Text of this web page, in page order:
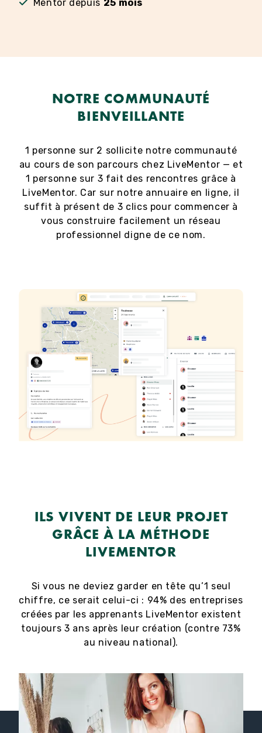
Mentor depuis 25 mois
NOTRE COMMUNAUTÉ
BIENVEILLANTE
1 personne sur 2 sollicite notre communauté
au cours de son parcours chez LiveMentor — et
1 personne sur 3 fait des rencontres grâce à
LiveMentor. Car sur notre annuaire en ligne, il
suffit à présent de 3 clics pour commencer à
vous construire facilement un réseau
professionnel digne de ce nom.
ILS VIVENT DE LEUR PROJET
GRÂCE À LA MÉTHODE
LIVEMENTOR
Si vous ne deviez garder en tête qu’1 seul
chiffre, ce serait celui-ci : 94% des entreprises
créées par les apprenants LiveMentor existent
toujours 3 ans après leur création (contre 73%
au niveau national).